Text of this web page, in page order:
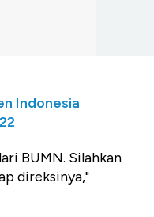
Indonesia
BUMN. Silahkan
direksinya,"